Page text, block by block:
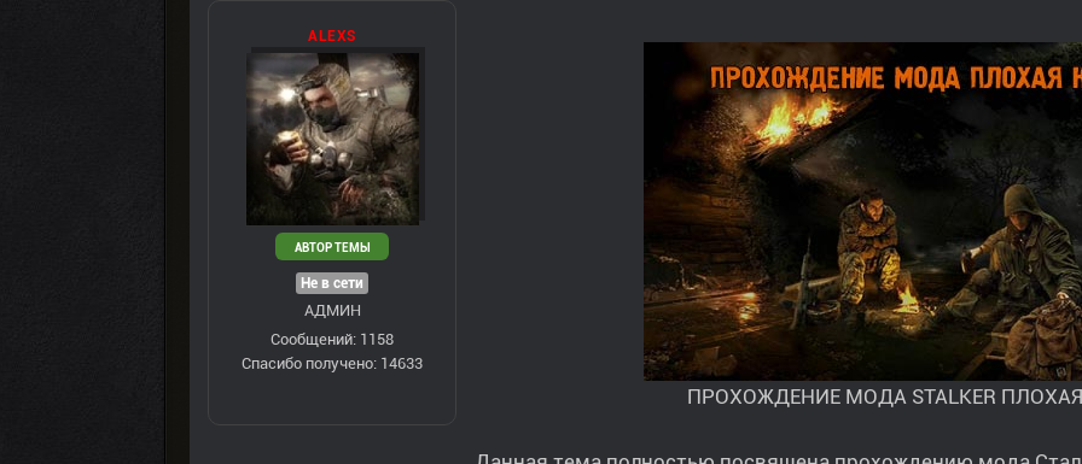
ALEXS
АВТОР ТЕМЫ
Не в сети
АДМИН
Сообщений: 1158
Спасибо получено: 14633
ПРОХОЖДЕНИЕ МОДА STALKER